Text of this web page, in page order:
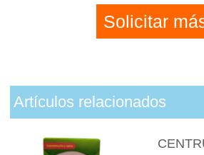
Solicitar
Artículos relacionados